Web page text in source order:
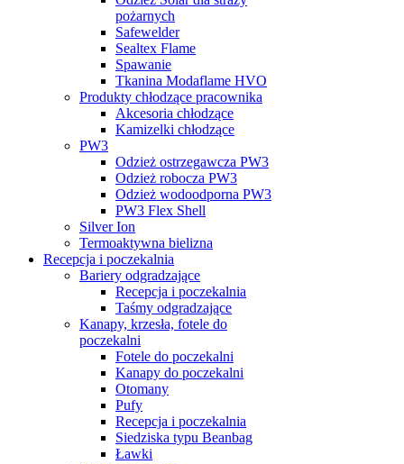
pożarnych
Safewelder
Sealtex Flame
Spawanie
Tkanina Modaflame HVO
Produkty chłodzące pracownika
Akcesoria chłodzące
Kamizelki chłodzące
PW3
Odzież ostrzegawcza PW3
Odzież robocza PW3
Odzież wodoodporna PW3
PW3 Flex Shell
Silver Ion
Termoaktywna bielizna
Recepcja i poczekalnia
Bariery odgradzające
Recepcja i poczekalnia
Taśmy odgradzające
Kanapy, krzesła, fotele do
poczekalni
Fotele do poczekalni
Kanapy do poczekalni
Otomany
Pufy
Recepcja i poczekalnia
Siedziska typu Beanbag
Ławki